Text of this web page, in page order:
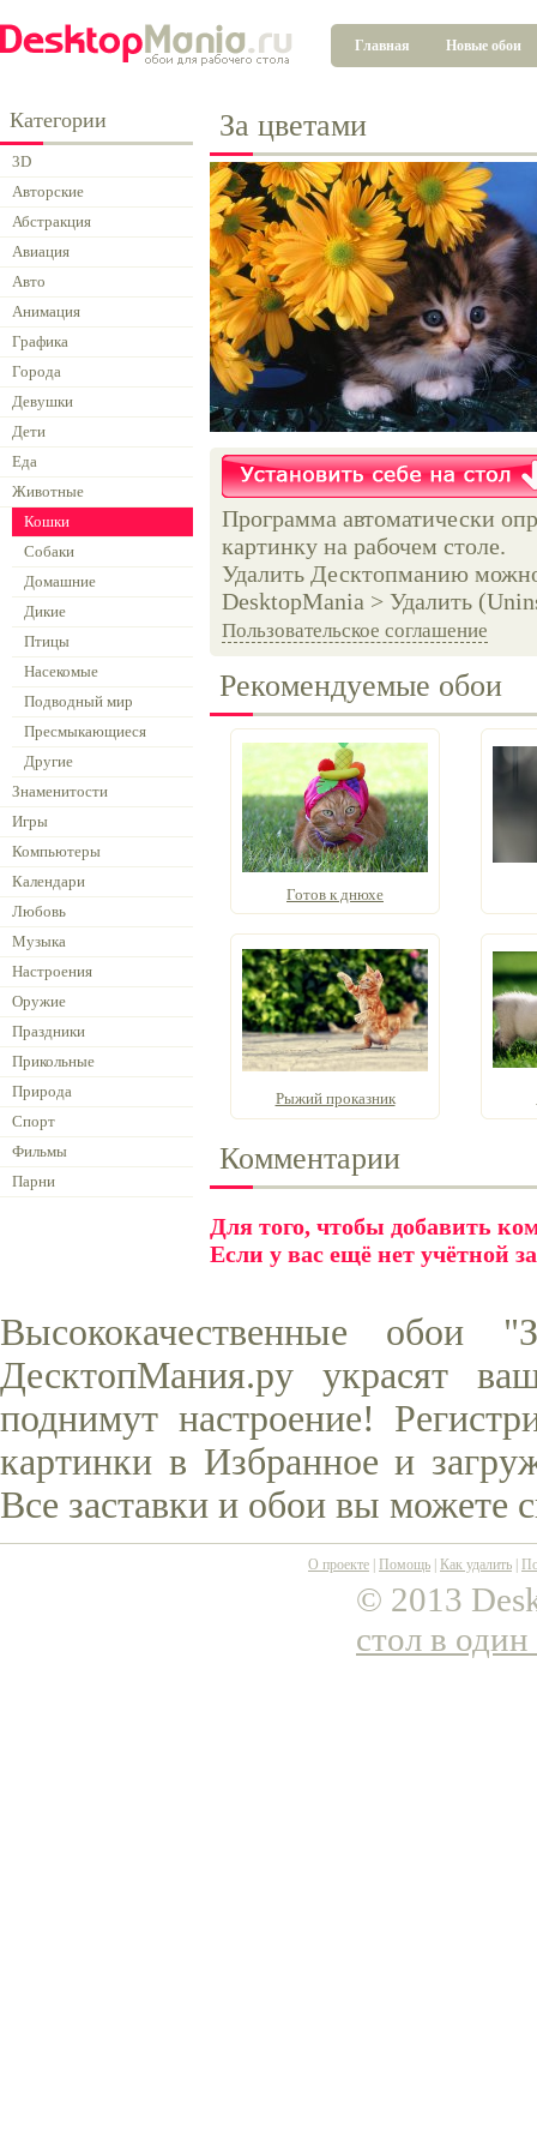
Главная Новые обои
Категории
3D
Авторские
Абстракция
Авиация
Авто
Анимация
Графика
Города
Девушки
Дети
Еда
Животные
Кошки
Собаки
Домашние
Дикие
Птицы
Насекомые
Подводный мир
Пресмыкающиеся
Другие
Знаменитости
Игры
Компьютеры
Календари
Любовь
Музыка
Настроения
Оружие
Праздники
Прикольные
Природа
Спорт
Фильмы
Парни
За цветами
Программа автоматически
картинку на рабочем столе.
Удалить Десктопманию
DesktopMania > Удалить
Пользовательское соглашение
Рекомендуемые обои
Готов к днюхе
Рыжий проказник
Комментарии
Для того, чтобы добавить
Если у вас ещё нет учётной
Высококачественные
ДесктопМания.ру украсят
поднимут настроение!
картинки в Избранное и
Все заставки и обои вы можете
О проекте Помощь Как удалить
© 2013
стол в